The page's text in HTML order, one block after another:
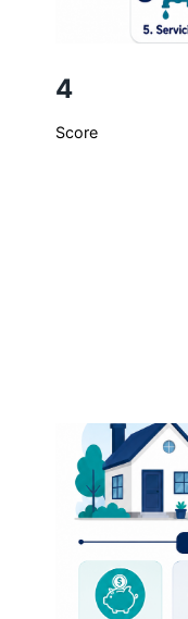
4
Score